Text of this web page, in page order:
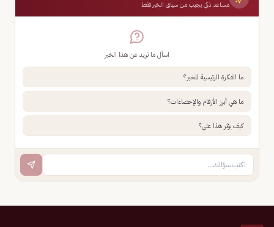
مساعد ذكي يجيب من سياق الخبر فقط
اسأل ما تريد عن هذا الخبر
ما الفكرة الرئيسية للخبر؟
ما هي أبرز الأرقام والإحصاءات؟
كيف يؤثر هذا علي؟